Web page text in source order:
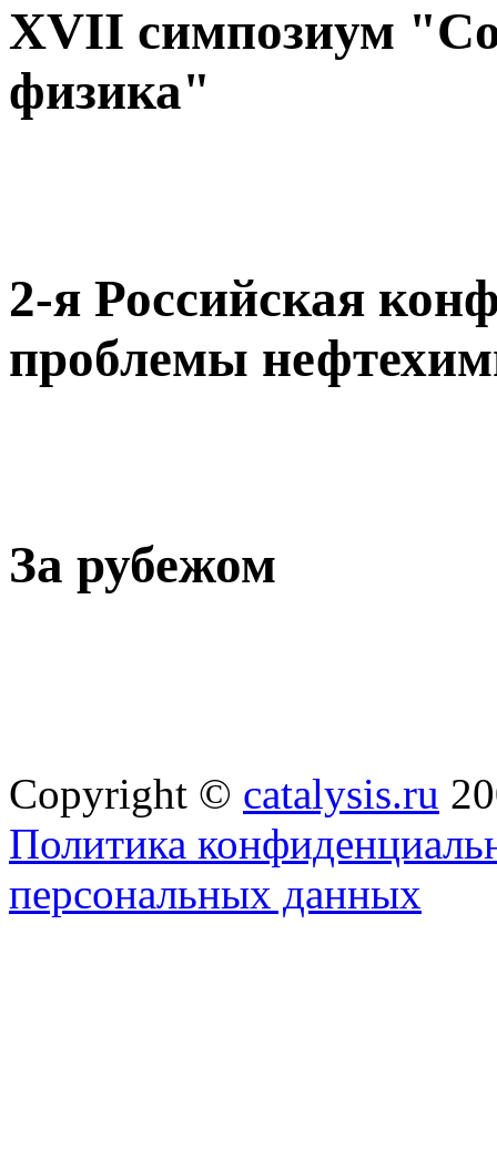
XVII симпозиум
физика"
2-я Российская
проблемы
За рубежом
Copyright © catalysis.ru
Политика
персональных данных